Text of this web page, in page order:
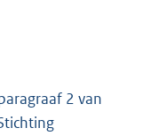
2 van